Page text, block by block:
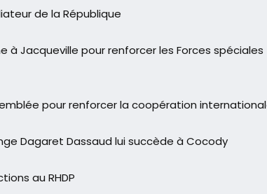
de la République
Jacqueville pour renforcer les Forces spéciales
pour renforcer la coopération
Dagaret Dassaud lui succède à Cocody
au RHDP